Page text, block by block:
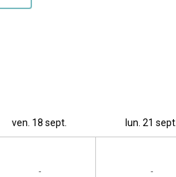
ven. 18 sept. lun. 21 sept.
- -